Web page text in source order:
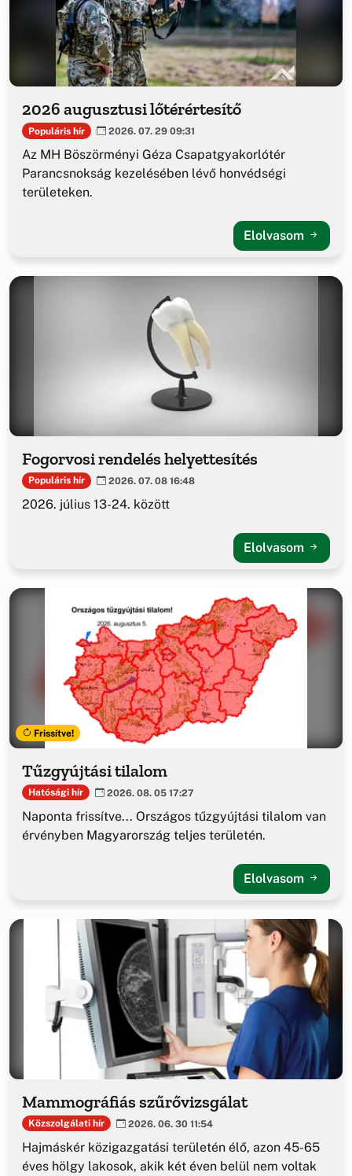
2026 augusztusi lőtérértesítő
Populáris hír 2026. 07. 29 09:31
Az MH Böszörményi Géza Csapatgyakorlótér
Parancsnokság kezelésében lévő honvédségi
területeken.
Elolvasom
Fogorvosi rendelés helyettesítés
Populáris hír 2026. 07. 08 16:48
2026. július 13-24. között
Elolvasom
Frissítve!
Tűzgyújtási tilalom
Hatósági hír 2026. 08. 05 17:27
Naponta frissítve... Országos tűzgyújtási tilalom van
érvényben Magyarország teljes területén.
Elolvasom
Mammográfiás szűrővizsgálat
Közszolgálati hír 2026. 06. 30 11:54
Hajmáskér közigazgatási területén élő, azon 45-65
éves hölgy lakosok, akik két éven belül nem voltak